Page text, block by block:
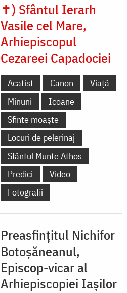
✝) Sfântul Ierarh
Vasile cel Mare,
Arhiepiscopul
Cezareei Capadociei
Acatist Canon
Viață
Minuni
Icoane
Sfinte moaște
Locuri de pelerinaj
Sfântul Munte Athos
Predici
Video
Fotografii
Preasfințitul Nichifor
Botoșăneanul,
Episcop-vicar al
Arhiepiscopiei Iașilor